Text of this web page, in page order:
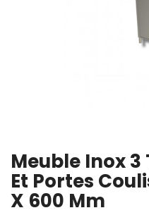
Meuble Inox
Et Portes
X 600 Mm